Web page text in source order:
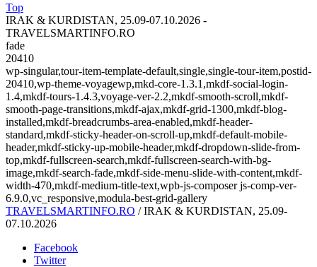
Top
IRAK & KURDISTAN, 25.09-07.10.2026 -
TRAVELSMARTINFO.RO
fade
20410
wp-singular,tour-item-template-default,single,single-tour-item,postid-
20410,wp-theme-voyagewp,mkd-core-1.3.1,mkdf-social-login-
1.4,mkdf-tours-1.4.3,voyage-ver-2.2,mkdf-smooth-scroll,mkdf-
smooth-page-transitions,mkdf-ajax,mkdf-grid-1300,mkdf-blog-
installed,mkdf-breadcrumbs-area-enabled,mkdf-header-
standard,mkdf-sticky-header-on-scroll-up,mkdf-default-mobile-
header,mkdf-sticky-up-mobile-header,mkdf-dropdown-slide-from-
top,mkdf-fullscreen-search,mkdf-fullscreen-search-with-bg-
image,mkdf-search-fade,mkdf-side-menu-slide-with-content,mkdf-
width-470,mkdf-medium-title-text,wpb-js-composer js-comp-ver-
6.9.0,vc_responsive,modula-best-grid-gallery
TRAVELSMARTINFO.RO /IRAK & KURDISTAN, 25.09-
07.10.2026
Facebook
Twitter